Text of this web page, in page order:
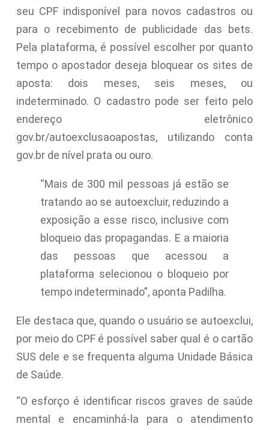
seu CPF indisponível para novos cadastros ou
para o recebimento de publicidade das bets.
Pela plataforma, é possível escolher por quanto
tempo o apostador deseja bloquear os sites de
aposta: dois meses, seis meses, ou
indeterminado. O cadastro pode ser feito pelo
endereço eletrônico
gov.br/autoexclusaoapostas, utilizando conta
gov.br de nível prata ou ouro.
“Mais de 300 mil pessoas já estão se
tratando ao se autoexcluir, reduzindo a
exposição a esse risco, inclusive com
bloqueio das propagandas. E a maioria
das pessoas que acessou a
plataforma selecionou o bloqueio por
tempo indeterminado”, aponta Padilha.
Ele destaca que, quando o usuário se autoexclui,
por meio do CPF é possível saber qual é o cartão
SUS dele e se frequenta alguma Unidade Básica
de Saúde.
“O esforço é identificar riscos graves de saúde
mental e encaminhá-la para o atendimento